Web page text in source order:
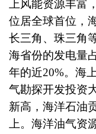
上风能资源丰富
位居全球首位，
长三角、珠三角
海省份的发电量
年的近20%。海
气勘探开发投资
新高，海洋石油
上。海洋油气资